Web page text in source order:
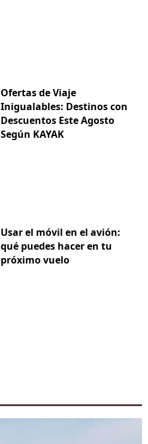
Ofertas de Viaje
Inigualables: Destinos con
Descuentos Este Agosto
Según KAYAK
Usar el móvil en el avión:
qué puedes hacer en tu
próximo vuelo